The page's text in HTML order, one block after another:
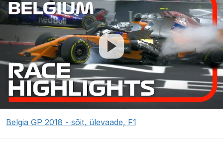
Belgia GP 2018 - sõit, ülevaade, F1